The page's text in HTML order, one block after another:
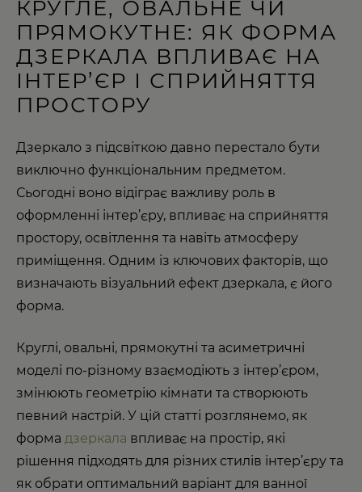
КРУГЛЕ, ОВАЛЬНЕ ЧИ
ПРЯМОКУТНЕ: ЯК ФОРМА
ДЗЕРКАЛА ВПЛИВАЄ НА
ІНТЕР’ЄР І СПРИЙНЯТТЯ
ПРОСТОРУ
Дзеркало з підсвіткою давно перестало бути
виключно функціональним предметом.
Сьогодні воно відіграє важливу роль в
оформленні інтер’єру, впливає на сприйняття
простору, освітлення та навіть атмосферу
приміщення. Одним із ключових факторів, що
визначають візуальний ефект дзеркала, є його
форма.
Круглі, овальні, прямокутні та асиметричні
моделі по-різному взаємодіють з інтер’єром,
змінюють геометрію кімнати та створюють
певний настрій. У цій статті розглянемо, як
форма дзеркала впливає на простір, які
рішення підходять для різних стилів інтер’єру та
як обрати оптимальний варіант для ванної